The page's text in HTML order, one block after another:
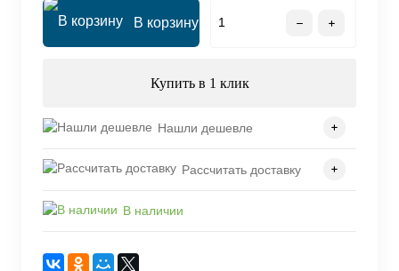
В корзину
Купить в 1 клик
Нашли дешевле
Рассчитать доставку
В наличии